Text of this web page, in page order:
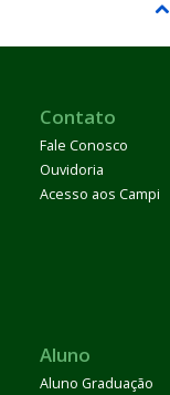
Contato
Fale Conosco
Ouvidoria
Acesso aos Campi
Aluno
Aluno Graduação